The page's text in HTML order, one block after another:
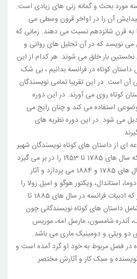
مورد بحث و گمانه زنی های زیادی است.
آن را در اواخر قرون وسطی می
به قرن شانزدهم نسبت می دهند. زمانی که
می نویسد که در آن تحلیل های روانی و
نخستین بار خلق می شوند. هر کدام از این
داستان کوتاه در فرانسه بدانیم ، بی شک
آن است. در این تقریبا تمامی نویسندگان
کوتاه روی می آورند. در این دوره
استفاده می کند و چنان رایج می
می شود. در این دوره نظریه های
ای از داستان های کوتاه نویسندگان شهیر
فرانسوی در دو جلد است که سال های 1785 تا 1953 را در بر می گیرد
. جلد اول به ادبیات بین سال های 1785 و 1884 می پردازد و آثار
استاندال، ویکتور هوگو و امیل زولا را
در بر می گیرد. جلد دوم نیز که ادبیات فرانسه در سال های 1885 تا
داستان های کوتاه نویسندگانی چون
آندره شامسون، مارسل امه، موریس
دو ویلی و دومینیک ماری می باشد.
در فصل مربوط به خود او گرد آمده است و
و سبک کار و آثارش مختصر